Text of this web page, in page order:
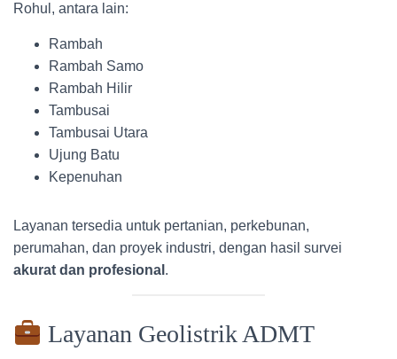
Rohul, antara lain:
Rambah
Rambah Samo
Rambah Hilir
Tambusai
Tambusai Utara
Ujung Batu
Kepenuhan
Layanan tersedia untuk pertanian, perkebunan,
perumahan, dan proyek industri, dengan hasil survei
akurat dan profesional .
Layanan Geolistrik ADMT